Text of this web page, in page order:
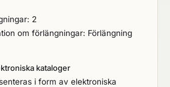
2
om förlängningar: Förlängning
kataloger
i form av elektroniska